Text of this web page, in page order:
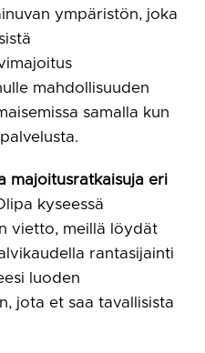
ympäristön, joka
mahdollisuuden
samalla kun
majoitusratkaisuja eri
kyseessä
vietto, meillä löydät
rantasijainti
luoden
jota et saa tavallisista